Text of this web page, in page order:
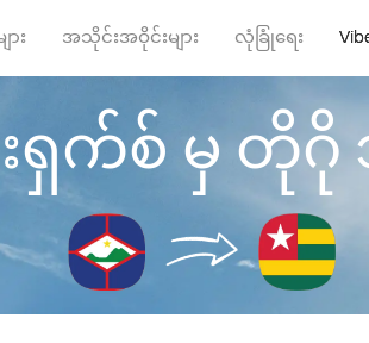
း အသိုင်းအဝိုင်းများ လုံခြုံရေး
က်စ် မှ တိုဂို